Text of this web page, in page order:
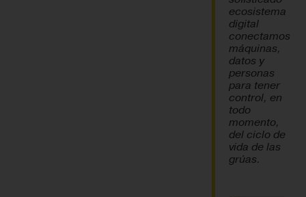
ecosistema
digital
conectamos
máquinas,
datos y
personas
para tener
control, en
todo
momento,
del ciclo de
vida de las
grúas.